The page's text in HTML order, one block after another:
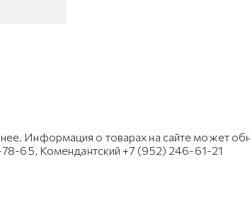
Информация о товарах на сайте может
78-65, Комендантский +7 (952) 246-61-21